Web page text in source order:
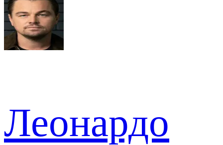
Леонардо